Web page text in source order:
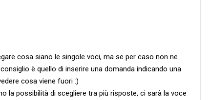
cosa siano le singole voci, ma se per caso non ne
è quello di inserire una domanda indicando una
cosa viene fuori :)
la possibilità di scegliere tra più risposte, ci sarà la voce